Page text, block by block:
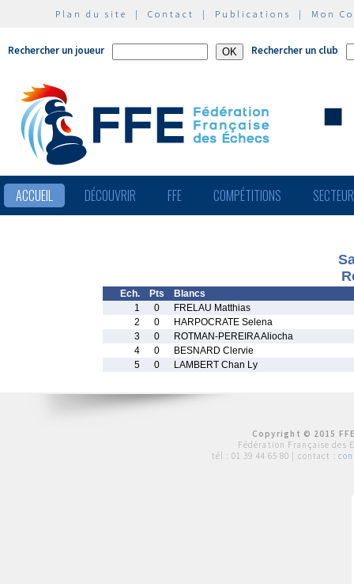
Plan du site | Contact | Publications | Mon
Rechercher un joueur Rechercher un club
ACCUEIL DÉCOUVRIR FFE COMPÉTITIONS
Ech. Pts
Blancs
1
0
FRELAU Matthias
2
0
HARPOCRATE Selena
3
0
ROTMAN-PEREIRA Aliocha
4
0
BESNARD Clervie
5
0 LAMBERT Chan Ly
Copyright © 2015
Fédération Française des
tél : 01 39 44 65 80 | contact :